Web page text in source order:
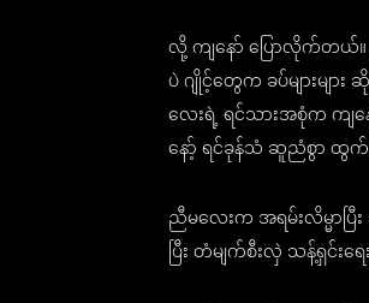
လို့ ကျနော် ပြောလိုက်တယ်
ပဲ ဂျိုင့်တွေက ခပ်များမျ
လေးရဲ့ ရင်သားအစုံက ကျ
နော့် ရင်ခုန်သံ ဆူညံစွာ ထွ
ညီမလေးက အရမ်းလိမ္မာ
ပြီး တံမျက်စီးလှဲ သန့်ရှင်